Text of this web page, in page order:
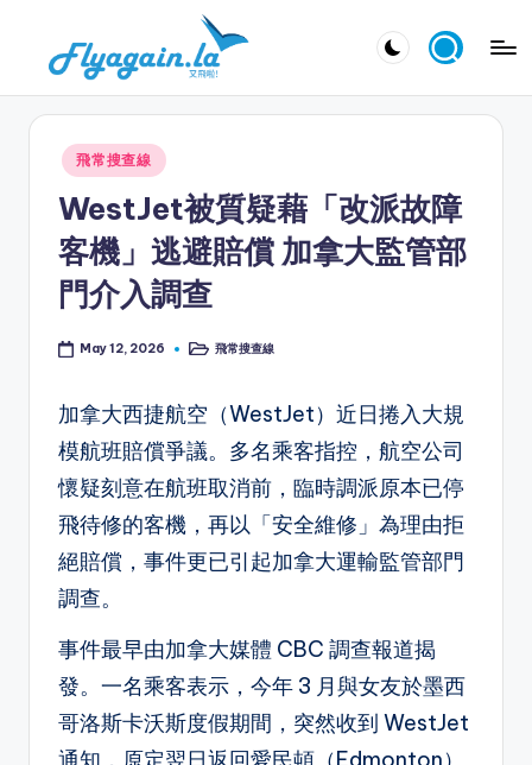
飛
Posted
in
飛常搜查線
WestJet被質疑藉「改派故障
客機」逃避賠償 加拿大監管部
門介入調查
May 12, 2026
Posted飛常搜查線
加拿大西捷航空（WestJet）近日捲入大規
模航班賠償爭議。多名乘客指控，航空公司
懷疑刻意在航班取消前，臨時調派原本已停
飛待修的客機，再以「安全維修」為理由拒
絕賠償，事件更已引起加拿大運輸監管部門
調查。
事件最早由加拿大媒體 CBC 調查報道揭
發。一名乘客表示，今年 3 月與女友於墨西
哥洛斯卡沃斯度假期間，突然收到 WestJet